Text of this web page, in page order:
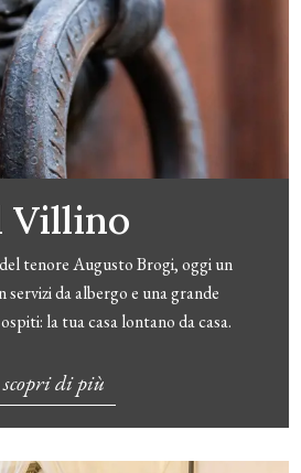
Villino
tenore Augusto Brogi, oggi un
da albergo e una grande
la tua casa lontano da casa.
scopri di più